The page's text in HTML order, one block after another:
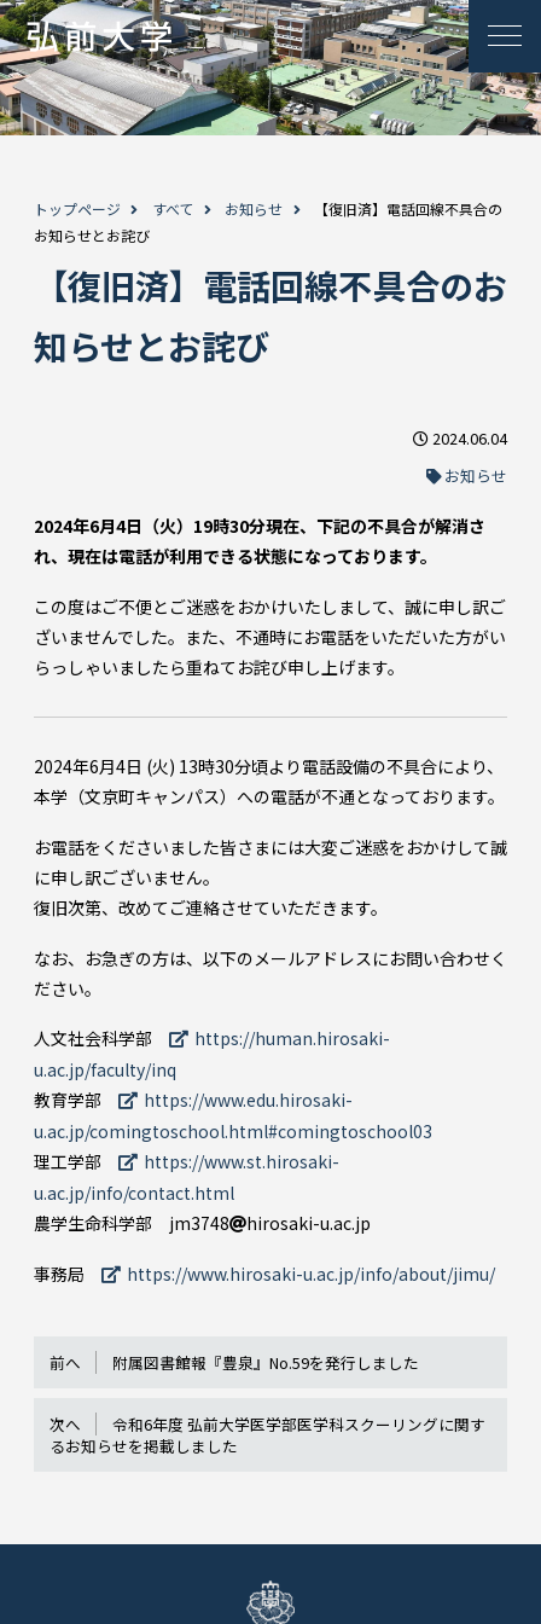
トップページ すべて お知らせ
【復旧済】電話回線不具合の
お知らせとお詫び
【復旧済】電話回線不具合のお
知らせとお詫び
2024.06.04
お知らせ
2024年6月4日（火）19時30分現在、下記の不具合が解消さ
れ、現在は電話が利用できる状態になっております。
この度はご不便とご迷惑をおかけいたしまして、誠に申し訳ご
ざいませんでした。また、不通時にお電話をいただいた方がい
らっしゃいましたら重ねてお詫び申し上げます。
2024年6月4日 (火) 13時30分頃より電話設備の不具合により、
本学（文京町キャンパス）への電話が不通となっております。
お電話をくださいました皆さまには大変ご迷惑をおかけして誠
に申し訳ございません。
復旧次第、改めてご連絡させていただきます。
なお、お急ぎの方は、以下のメールアドレスにお問い合わせく
ださい。
人文社会科学部
https://human.hirosaki-
u.ac.jp/faculty/inq
教育学部
https://www.edu.hirosaki-
u.ac.jp/comingtoschool.html#comingtoschool03
理工学部
https://www.st.hirosaki-
u.ac.jp/info/contact.html
農学生命科学部 jm3748
hirosaki-u.ac.jp
事務局 https://www.hirosaki-u.ac.jp/info/about/jimu/
前へ 附属図書館報『豊泉』No.59を発行しました
次へ
令和6年度 弘前大学医学部医学科スクーリングに関す
るお知らせを掲載しました